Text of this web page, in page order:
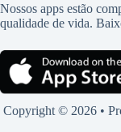
Nossos apps estão
qualidade de vida.
Copyright © 2026 •